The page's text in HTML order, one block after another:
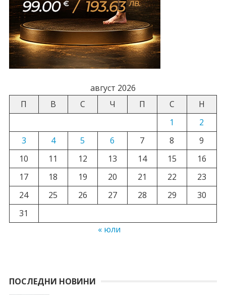
август 2026
П
В С Ч П С
Н
1
2
3
4 5 6 7 8
9
10
11 12 13 14 15
16
17
18 19 20 21 22
23
24
25 26 27 28 29
30
31
« юли
ПОСЛЕДНИ НОВИНИ